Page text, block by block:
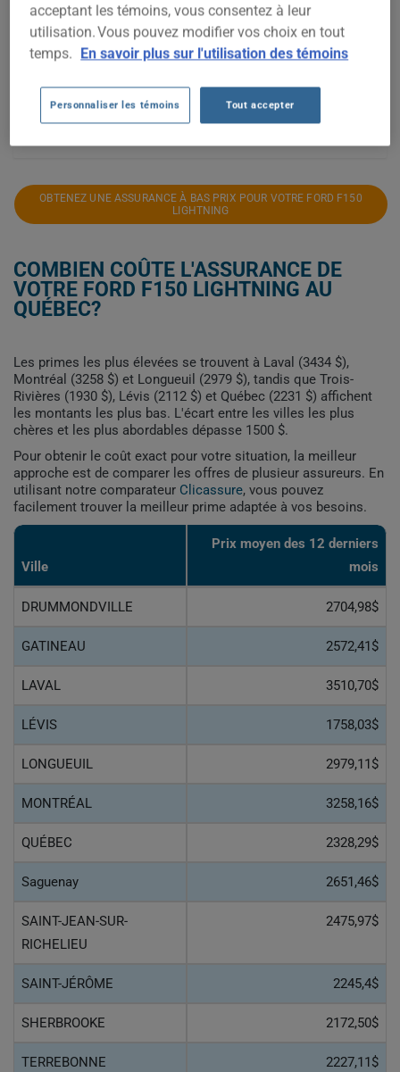
1 800$
2 000$
2 200$
OBTENEZ UNE ASSURANCE À BAS PRIX POUR VOTRE FORD F150
LIGHTNING
COMBIEN COÛTE L'ASSURANCE DE
VOTRE FORD F150 LIGHTNING AU
QUÉBEC?
Les primes les plus élevées se trouvent à Laval (3434 $),
Montréal (3258 $) et Longueuil (2979 $), tandis que Trois-
Rivières (1930 $), Lévis (2112 $) et Québec (2231 $) affichent
les montants les plus bas. L'écart entre les villes les plus
chères et les plus abordables dépasse 1500 $.
Pour obtenir le coût exact pour votre situation, la meilleur
approche est de comparer les offres de plusieur assureurs. En
utilisant notre comparateur Clicassure, vous pouvez
facilement trouver la meilleur prime adaptée à vos besoins.
Ville
Prix ​​moyen des 12 derniers
mois
DRUMMONDVILLE 2704,98$
GATINEAU 2572,41$
LAVAL 3510,70$
LÉVIS 1758,03$
LONGUEUIL 2979,11$
MONTRÉAL 3258,16$
QUÉBEC 2328,29$
Saguenay 2651,46$
SAINT-JEAN-SUR-
RICHELIEU
2475,97$
SAINT-JÉRÔME 2245,4$
SHERBROOKE 2172,50$
TERREBONNE 2227,11$
acceptant les témoins, vous consentez à leur
utilisation. Vous pouvez modifier vos choix en tout
temps. En savoir plus sur l'utilisation des témoins
Personnaliser les témoins Tout accepter